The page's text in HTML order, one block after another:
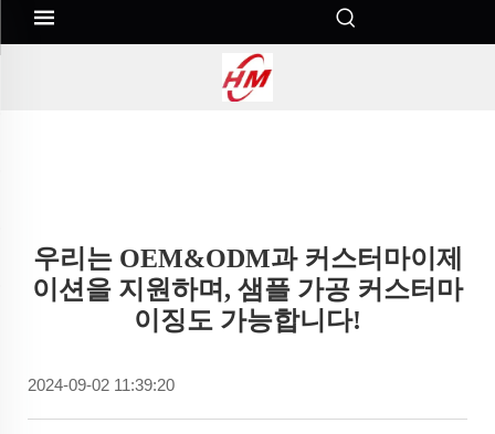
우리는 OEM&ODM과 커스터마이제
이션을 지원하며, 샘플 가공 커스터마
이징도 가능합니다!
2024-09-02 11:39:20